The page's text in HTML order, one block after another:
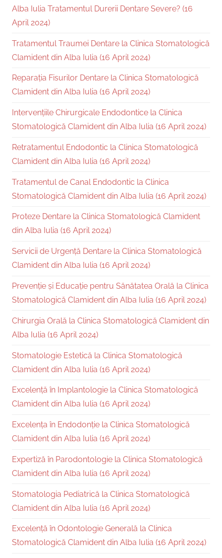
Alba Iulia Tratamentul Durerii Dentare Severe? (16
April 2024)
Tratamentul Traumei Dentare la Clinica Stomatologică
Clamident din Alba Iulia (16 April 2024)
Reparația Fisurilor Dentare la Clinica Stomatologică
Clamident din Alba Iulia (16 April 2024)
Intervențiile Chirurgicale Endodontice la Clinica
Stomatologică Clamident din Alba Iulia (16 April 2024)
Retratamentul Endodontic la Clinica Stomatologică
Clamident din Alba Iulia (16 April 2024)
Tratamentul de Canal Endodontic la Clinica
Stomatologică Clamident din Alba Iulia (16 April 2024)
Proteze Dentare la Clinica Stomatologică Clamident
din Alba Iulia (16 April 2024)
Servicii de Urgență Dentare la Clinica Stomatologică
Clamident din Alba Iulia (16 April 2024)
Prevenție și Educație pentru Sănătatea Orală la Clinica
Stomatologică Clamident din Alba Iulia (16 April 2024)
Chirurgia Orală la Clinica Stomatologică Clamident din
Alba Iulia (16 April 2024)
Stomatologie Estetică la Clinica Stomatologică
Clamident din Alba Iulia (16 April 2024)
Excelență în Implantologie la Clinica Stomatologică
Clamident din Alba Iulia (16 April 2024)
Excelența în Endodonție la Clinica Stomatologică
Clamident din Alba Iulia (16 April 2024)
Expertiză în Parodontologie la Clinica Stomatologică
Clamident din Alba Iulia (16 April 2024)
Stomatologia Pediatrică la Clinica Stomatologică
Clamident din Alba Iulia (16 April 2024)
Excelență în Odontologie Generală la Clinica
Stomatologică Clamident din Alba Iulia (16 April 2024)